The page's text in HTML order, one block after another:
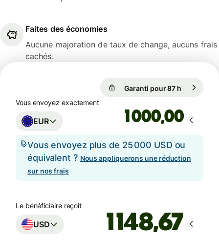
Faites des économies
Aucune majoration de taux de change, aucuns frais
cachés.
Garanti pour 87 h
Vous envoyez exactement
EUR ,00
Vous envoyez plus de 25 000 USD ou
équivalent ? Nous appliquerons une réduction
sur nos frais
Le bénéficiaire reçoit
USD